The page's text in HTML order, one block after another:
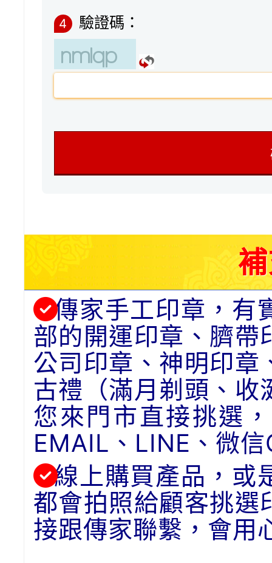
4 驗證碼：
傳家手工印章，有
部的開運印章、臍帶
公司印章、神明印章
古禮（滿月剃頭、收
您來門市直接挑選
EMAIL、LINE、微
線上購買產品，或
都會拍照給顧客挑選
接跟傳家聯繫，會用